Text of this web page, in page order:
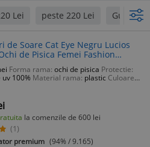
Lei peste 220 Lei Guess
de Soare Cat Eye Negru Lucios
de Pisica Femei Fashion
Forma rama: ochi de pisica Protectie:
100% Material rama: plastic Culoare
la comenzile de 600 lei
(1)
premium (94% / 9.165)